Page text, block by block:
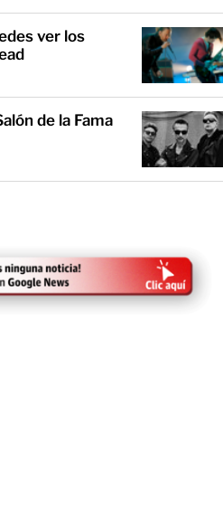
ver los
de la Fama